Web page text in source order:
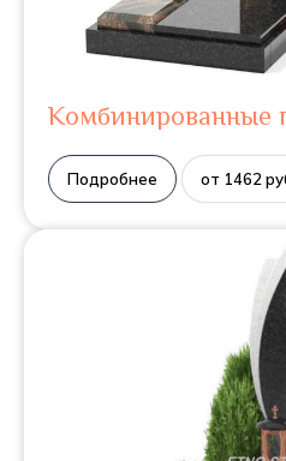
Комбинированные
Подробнее от 1462